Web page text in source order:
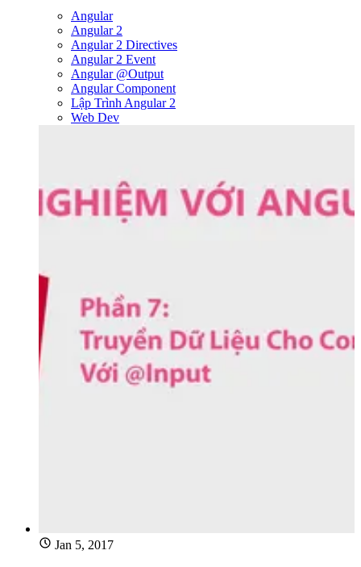
Angular
Angular 2
Angular 2 Directives
Angular 2 Event
Angular @Output
Angular Component
Lập Trình Angular 2
Web Dev
Jan 5, 2017